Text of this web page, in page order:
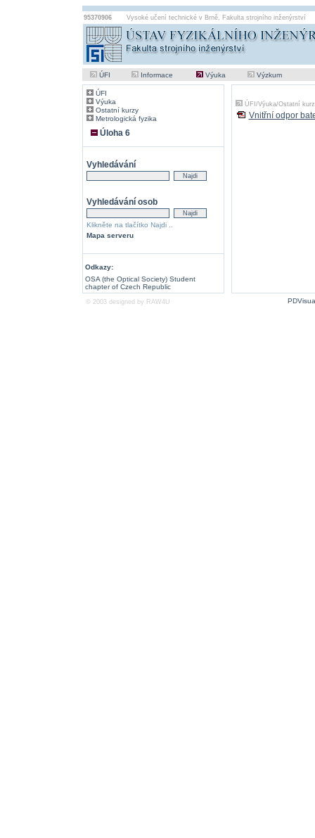
95370906 Vysoké učení technické v Brně, Fakulta strojního inženýrství
ÚFI Informace Výuka Výzkum
ÚFI
Výuka
Ostatní kurzy
Metrologická fyzika
Úloha 6
Vyhledávání
Vyhledávání osob
Klikněte na tlačítko Najdi ..
Mapa serveru
Odkazy:
OSA (the Optical Society) Student
chapter of Czech Republic
ÚFI /Výuka/Ostatní
Vnitřní odpor
© 2003 designed by RAW4U